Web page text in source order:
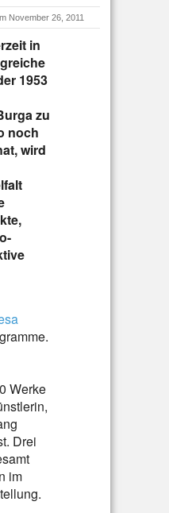
November 26, 2011
in
1953
zu
noch
wird
Werke
Drei
im